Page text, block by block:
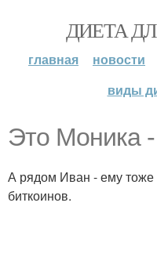
ДИЕТА
главная новости
виды
Это Моника
А рядом Иван - ему тоже
биткоинов.